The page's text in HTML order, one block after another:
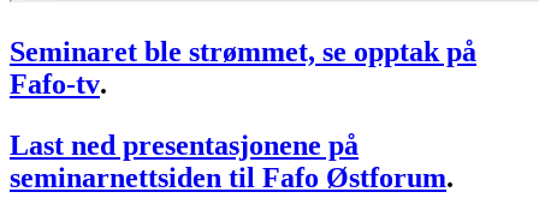
Seminaret ble strømmet, se opptak på
Fafo-tv.
Last ned presentasjonene på
seminarnettsiden til Fafo Østforum.